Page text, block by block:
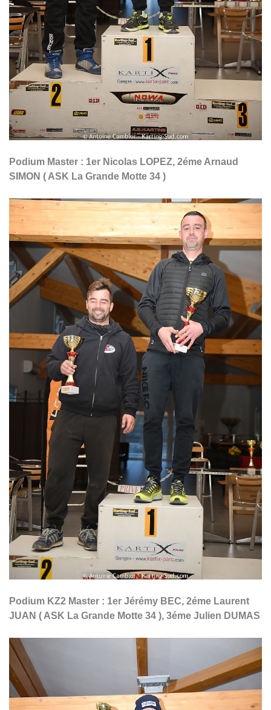
Podium Master : 1er Nicolas LOPEZ, 2éme Arnaud
SIMON ( ASK La Grande Motte 34 )
Podium KZ2 Master : 1er Jérémy BEC, 2éme Laurent
JUAN ( ASK La Grande Motte 34 ), 3éme Julien DUMAS